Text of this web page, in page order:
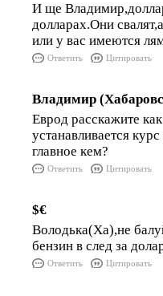
И ще
долларах.Они
или у вас имеются
Ответить Цитировать
Владимир
Еврод расскажите
устанавливается
главное кем?
Ответить Цитировать
$€
Володька(Ха),не
бензин в след за
Ответить Цитировать